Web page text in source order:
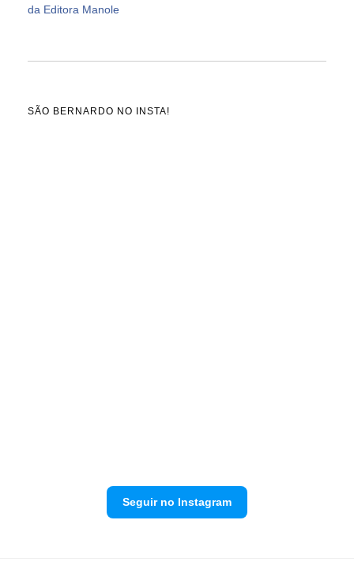
da Editora Manole
SÃO BERNARDO NO INSTA!
Seguir no Instagram